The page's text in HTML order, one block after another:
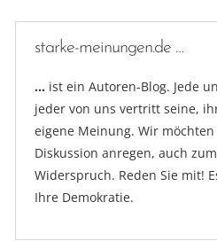
starke-meinungen.de …
… ist ein Autoren-Blog. Jede
jeder von uns vertritt seine,
eigene Meinung. Wir
Diskussion anregen, auch zum
Widerspruch. Reden Sie mit!
Ihre Demokratie.